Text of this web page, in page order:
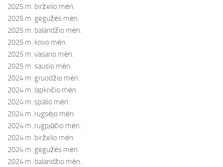
2025 m. birželio mėn.
2025 m. gegužės mėn.
2025 m. balandžio mėn.
2025 m. kovo mėn.
2025 m. vasario mėn.
2025 m. sausio mėn.
2024 m. gruodžio mėn.
2024 m. lapkričio mėn.
2024 m. spalio mėn.
2024 m. rugsėjo mėn.
2024 m. rugpjūčio mėn.
2024 m. birželio mėn.
2024 m. gegužės mėn.
2024 m. balandžio mėn.